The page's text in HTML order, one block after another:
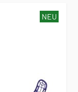
NEU